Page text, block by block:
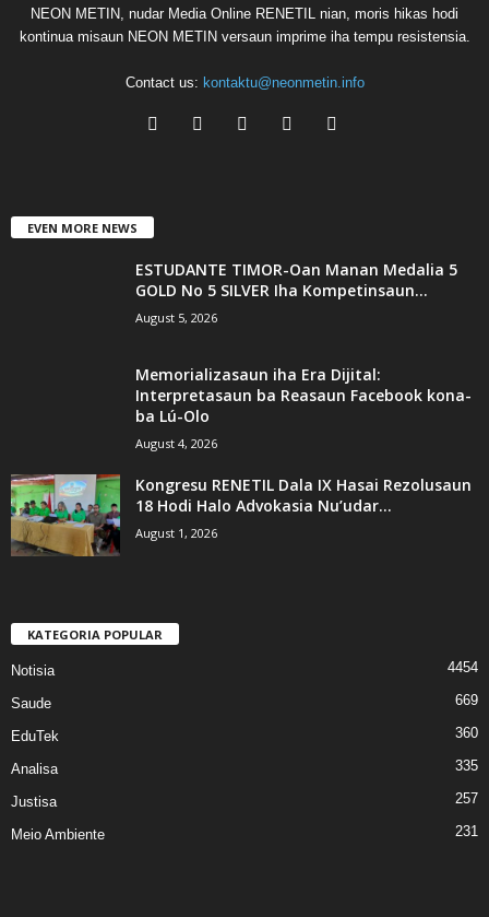
NEON METIN, nudar Media Online RENETIL nian, moris hikas hodi
kontinua misaun NEON METIN versaun imprime iha tempu resistensia.
Contact us: kontaktu@neonmetin.info
EVEN MORE NEWS
ESTUDANTE TIMOR-Oan Manan Medalia 5
GOLD No 5 SILVER Iha Kompetinsaun...
August 5, 2026
Memorializasaun iha Era Dijital:
Interpretasaun ba Reasaun Facebook kona-
ba Lú-Olo
August 4, 2026
Kongresu RENETIL Dala IX Hasai Rezolusaun
18 Hodi Halo Advokasia Nu’udar...
August 1, 2026
KATEGORIA POPULAR
Notisia 4454
Saude 669
EduTek 360
Analisa 335
Justisa 257
Meio Ambiente 231